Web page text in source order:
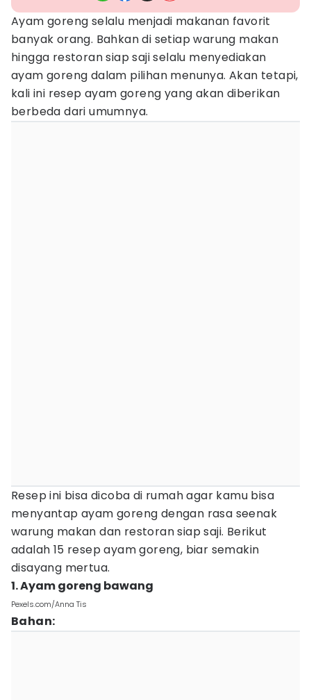
Ayam goreng selalu menjadi makanan favorit
banyak orang. Bahkan di setiap warung makan
hingga restoran siap saji selalu menyediakan
ayam goreng dalam pilihan menunya. Akan tetapi,
kali ini resep ayam goreng yang akan diberikan
berbeda dari umumnya.
Resep ini bisa dicoba di rumah agar kamu bisa
menyantap ayam goreng dengan rasa seenak
warung makan dan restoran siap saji. Berikut
adalah 15 resep ayam goreng, biar semakin
disayang mertua.
1. Ayam goreng bawang
Pexels.com/Anna Tis
Bahan: